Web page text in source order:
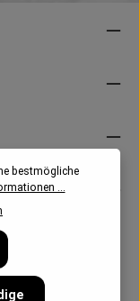
bestmögliche
...